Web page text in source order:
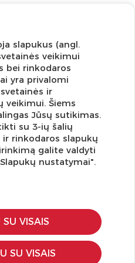
pirmi gaukite geriausius
slapukus (angl.
veikimui
bei rinkodaros
yra privalomi
ir
veikimui. Šiems
Jūsų sutikimas.
su 3-ių šalių
rinkodaros slapukų
galite valdyti
nustatymai".
VISAIS
SU VISAIS